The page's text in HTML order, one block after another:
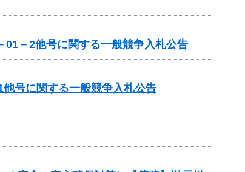
－2他号に関する一般競争入札公告
号に関する一般競争入札公告